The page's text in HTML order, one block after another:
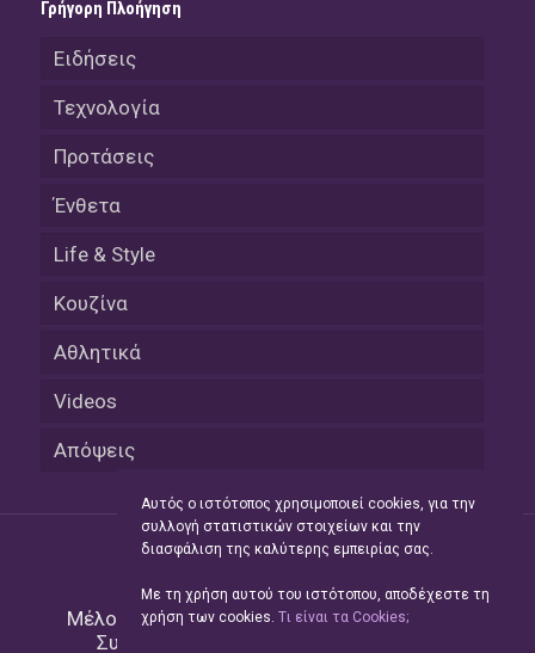
Γρήγορη Πλοήγηση
Ειδήσεις
Τεχνολογία
Προτάσεις
Ένθετα
Life & Style
Κουζίνα
Αθλητικά
Videos
Απόψεις
Μέλος του Δικτύου τηςHellas Press Media
Συντήρηση και Ανάπτυξη
Αυτός ο ιστότοπος χρησιμοποιεί cookies, για την
συλλογή στατιστικών στοιχείων και την
διασφάλιση της καλύτερης εμπειρίας σας.
Με τη χρήση αυτού του ιστότοπου, αποδέχεστε τη
χρήση των cookies. Tι είναι τα Cookies;